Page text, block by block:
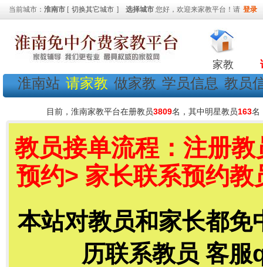
当前城市： 淮南市 [ 切换其它城市 ] 选择城市 您好，欢迎来家教平台！请 登录
家教
淮南站 请家教 做家教 学员信息 教员
目前，淮南家教平台在册教员3809名，其中明星教员163名
教员接单流程：注册
预约> 家长联系预约教
本站对教员和家长都免
历联系教员 客服